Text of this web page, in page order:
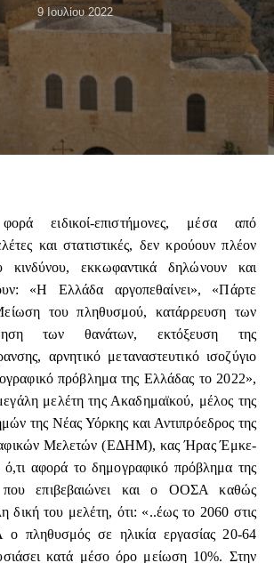
9 Ιουλίου 2022
ειδικοί-επιστήμονες, μέσα από
και στατιστικές, δεν κρούουν πλέον
εκκωφαντικά δηλώνουν και
«Η Ελλάδα αργοπεθαίνει», «Πάρτε
του πληθυσμού, κατάρρευση των
των θανάτων, εκτόξευση της
αρνητικό μεταναστευτικό ισοζύγιο
πρόβλημα της Ελλάδας το 2022»,
μελέτη της Ακαδημαϊκού, μέλος της
της Νέας Υόρκης και Αντιπρόεδρος της
Μελετών (ΕΔΗΜ), κας Ήρας Έμκε-
αφορά το δημογραφικό πρόβλημα της
επιβεβαιώνει και ο ΟΟΣΑ καθώς
δική του μελέτη, ότι: «..έως το 2060 στις
πληθυσμός σε ηλικία εργασίας 20-64
κατά μέσο όρο μείωση 10%. Στην